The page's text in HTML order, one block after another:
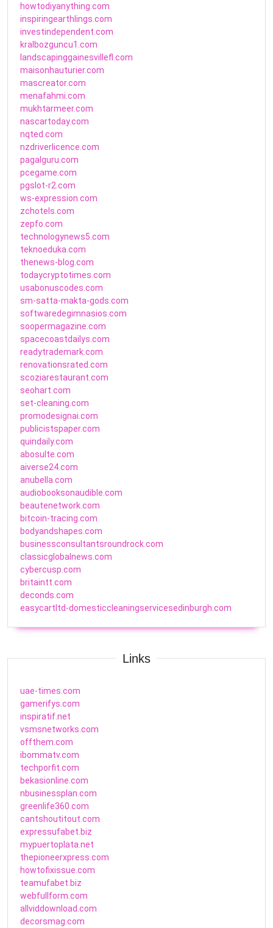
howtodiyanything.com
inspiringearthlings.com
investindependent.com
kralbozguncu1.com
landscapinggainesvillefl.com
maisonhauturier.com
mascreator.com
menafahmi.com
mukhtarmeer.com
nascartoday.com
nqted.com
nzdriverlicence.com
pagalguru.com
pcegame.com
pgslot-r2.com
ws-expression.com
zchotels.com
zepfo.com
technologynews5.com
teknoeduka.com
thenews-blog.com
todaycryptotimes.com
usabonuscodes.com
sm-satta-makta-gods.com
softwaredegimnasios.com
soopermagazine.com
spacecoastdailys.com
readytrademark.com
renovationsrated.com
scoziarestaurant.com
seohart.com
set-cleaning.com
promodesignai.com
publicistspaper.com
quindaily.com
abosulte.com
aiverse24.com
anubella.com
audiobooksonaudible.com
beautenetwork.com
bitcoin-tracing.com
bodyandshapes.com
businessconsultantsroundrock.com
classicglobalnews.com
cybercusp.com
britaintt.com
deconds.com
easycartltd-domesticcleaningservicesedinburgh.com
Links
uae-times.com
gamerifys.com
inspiratif.net
vsmsnetworks.com
offthem.com
ibommatv.com
techporfit.com
bekasionline.com
nbusinessplan.com
greenlife360.com
cantshoutitout.com
expressufabet.biz
mypuertoplata.net
thepioneerxpress.com
howtofixissue.com
teamufabet.biz
webfullform.com
allviddownload.com
decorsmag.com